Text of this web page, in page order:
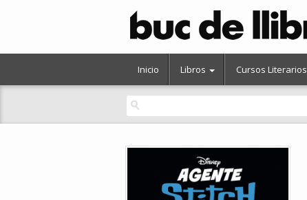
Inicio Libros Cursos Literarios